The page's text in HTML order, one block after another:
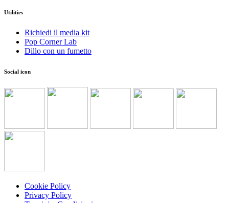
Utilities
Richiedi il media kit
Pop Corner Lab
Dillo con un fumetto
Social icon
Cookie Policy
Privacy Policy